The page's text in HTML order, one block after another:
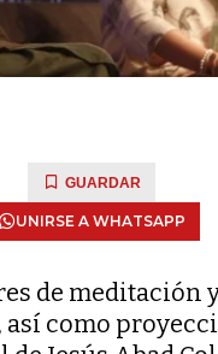
GUARDAR
UNIRSE A WHATSAPP
de meditación
como